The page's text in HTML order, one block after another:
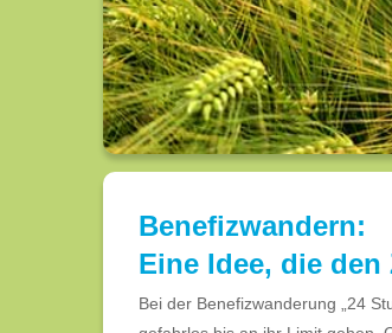
Benefizwandern:
Eine Idee, die
Bei der Benefizwanderung „24